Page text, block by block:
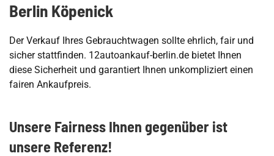
Berlin Köpenick
Der Verkauf Ihres Gebrauchtwagen sollte ehrlich, fair und
sicher stattfinden. 12autoankauf-berlin.de bietet Ihnen
diese Sicherheit und garantiert Ihnen unkompliziert einen
fairen Ankaufpreis.
Unsere Fairness Ihnen gegenüber ist
unsere Referenz!